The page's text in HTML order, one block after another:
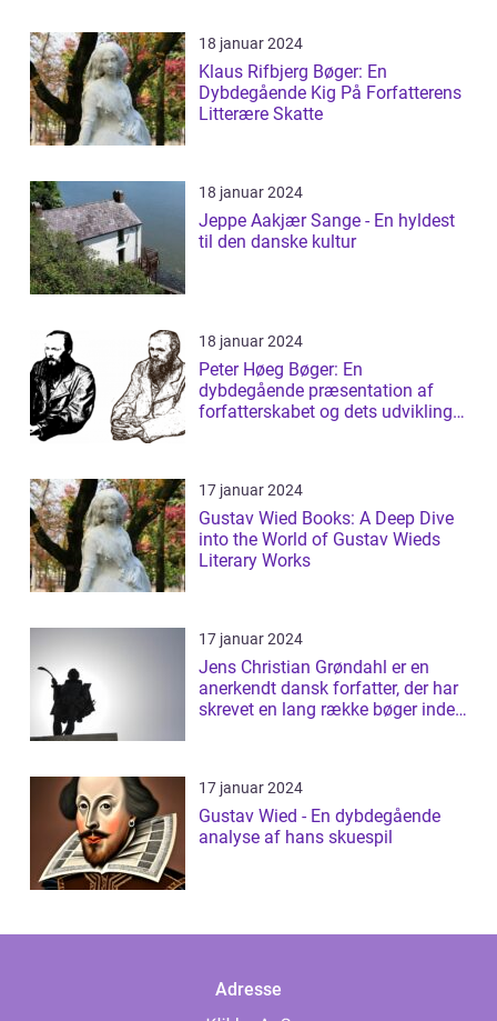
18 januar 2024
Klaus Rifbjerg Bøger: En
Dybdegående Kig På Forfatterens
Litterære Skatte
18 januar 2024
Jeppe Aakjær Sange - En hyldest
til den danske kultur
18 januar 2024
Peter Høeg Bøger: En
dybdegående præsentation af
forfatterskabet og dets udvikling
17 januar 2024
Gustav Wied Books: A Deep Dive
into the World of Gustav Wieds
Literary Works
17 januar 2024
Jens Christian Grøndahl er en
anerkendt dansk forfatter, der har
skrevet en lang række bøger inden
17 januar 2024
Gustav Wied - En dybdegående
analyse af hans skuespil
Adresse